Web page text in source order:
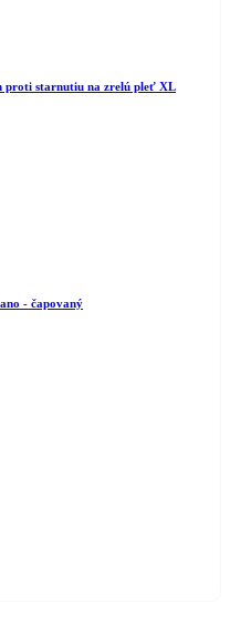
proti starnutiu na zrelú pleť XL
- čapovaný